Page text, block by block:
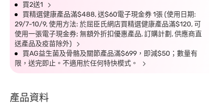
買2送1
買精選健康產品滿$488, 送$60電子現金券 1張 (使用日期:
29/7-10/9, 使用方法: 於屈臣氏網店買精選健康產品滿$120, 可
使用一張電子現金券; 無額外折扣優惠產品, 訂購計劃, 供應商直
送產品及疫苗除外)
買AG益生菌及骨骼及關節產品滿$699，即減$50；數量有
限，送完即止。不適用於任何特快模式。
產品資料